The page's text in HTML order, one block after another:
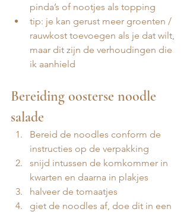
pinda’s of nootjes als topping
tip: je kan gerust meer groenten /
rauwkost toevoegen als je dat wilt,
maar dit zijn de verhoudingen die
ik aanhield
Bereiding oosterse noodle
salade
Bereid de noodles conform de
instructies op de verpakking
snijd intussen de komkommer in
kwarten en daarna in plakjes
halveer de tomaatjes
giet de noodles af, doe dit in een